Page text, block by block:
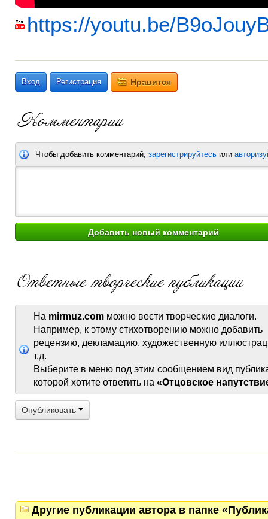
https://youtu.be/
Вход Регистрация Нравится
Чтобы добавить комментарий, зарегистрируйтесь или
На mirmuz.com можно вести творческие диалоги.
Например, к этому стихотворению можно добавить
рецензию, декламацию, художественную
т.д.
Выберите в меню под этим сообщением вид
которой хотите ответить на «Отцовское
Опубликовать
Другие публикации автора в папке